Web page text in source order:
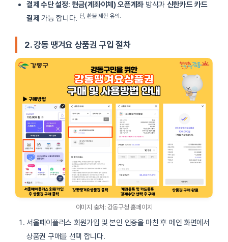
결제 수단 설정:현금(계좌이체) 오픈계좌 방식과 신한카드 카드
결제 가능 합니다. 단, 환불 제한 유의.
2. 강동 땡겨요 상품권 구입 절차
이미지 출처: 강동구청 홈페이지
서울페이플러스 회원가입 및 본인 인증을 마친 후 메인 화면에서
상품권 구매를 선택 합니다.